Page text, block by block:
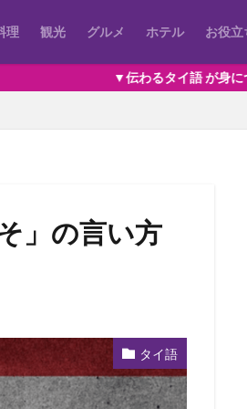
理 観光 グルメ ホテル お役立
るタイ語 が身につくオンラインレッス
」の言い方
タイ語